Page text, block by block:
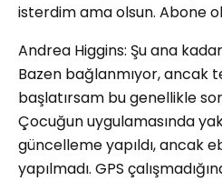
isterdim ama olsun. Abone
Andrea Higgins: Şu ana
Bazen bağlanmıyor, ancak
başlatırsam bu genellikle
Çocuğun uygulamasında
güncelleme yapıldı, ancak
yapılmadı. GPS